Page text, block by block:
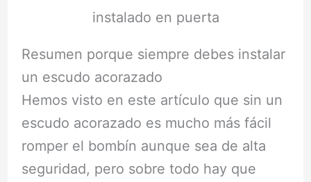
Resumen porque siempre debes instalar
un escudo acorazado
Hemos visto en este artículo que sin un
escudo acorazado es mucho más fácil
romper el bombín aunque sea de alta
seguridad, pero sobre todo hay que